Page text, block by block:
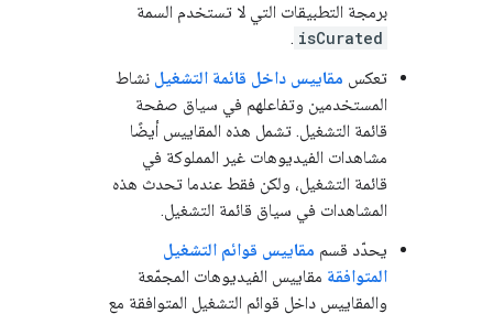
برمجة التطبيقات التي لا تستخدم السمة
isCurated
.
تعكس مقاييس داخل قائمة التشغيل نشاط
المستخدمين وتفاعلهم في سياق صفحة
قائمة التشغيل. تشمل هذه المقاييس أيضًا
مشاهدات الفيديوهات غير المملوكة في
قائمة التشغيل، ولكن فقط عندما تحدث هذه
المشاهدات في سياق قائمة التشغيل.
يحدّد قسم مقاييس قوائم التشغيل
المتوافقة مقاييس الفيديوهات المجمّعة
والمقاييس داخل قوائم التشغيل المتوافقة مع